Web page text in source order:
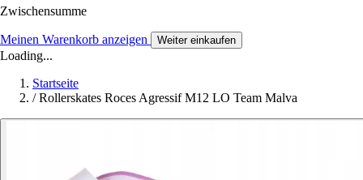
Zwischensumme
Meinen Warenkorb anzeigen Weiter einkaufen
Loading...
Startseite
/ Rollerskates Roces Agressif M12 LO Team Malva